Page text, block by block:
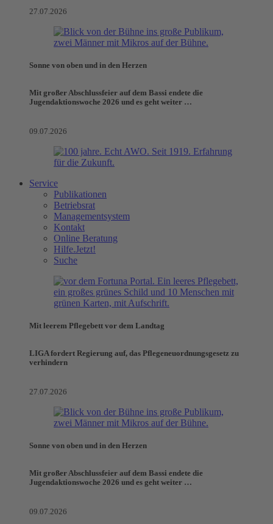
27.07.2026
Sonne von oben und in den Herzen
Mit großer Abschlussfeier auf dem Bassi endete die
Jugendaktionswoche 2026 und es geht weiter …
09.07.2026
Service
Publikationen
Betriebsrat
Managementsystem
Kontakt
Online Beratung
Hilfe.Jetzt!
Suche
Mit leerem Pflegebett vor dem Landtag
LIGA fordert Regierung auf, das Pflegeneuordnungsgesetz zu
verhindern
27.07.2026
Sonne von oben und in den Herzen
Mit großer Abschlussfeier auf dem Bassi endete die
Jugendaktionswoche 2026 und es geht weiter …
09.07.2026